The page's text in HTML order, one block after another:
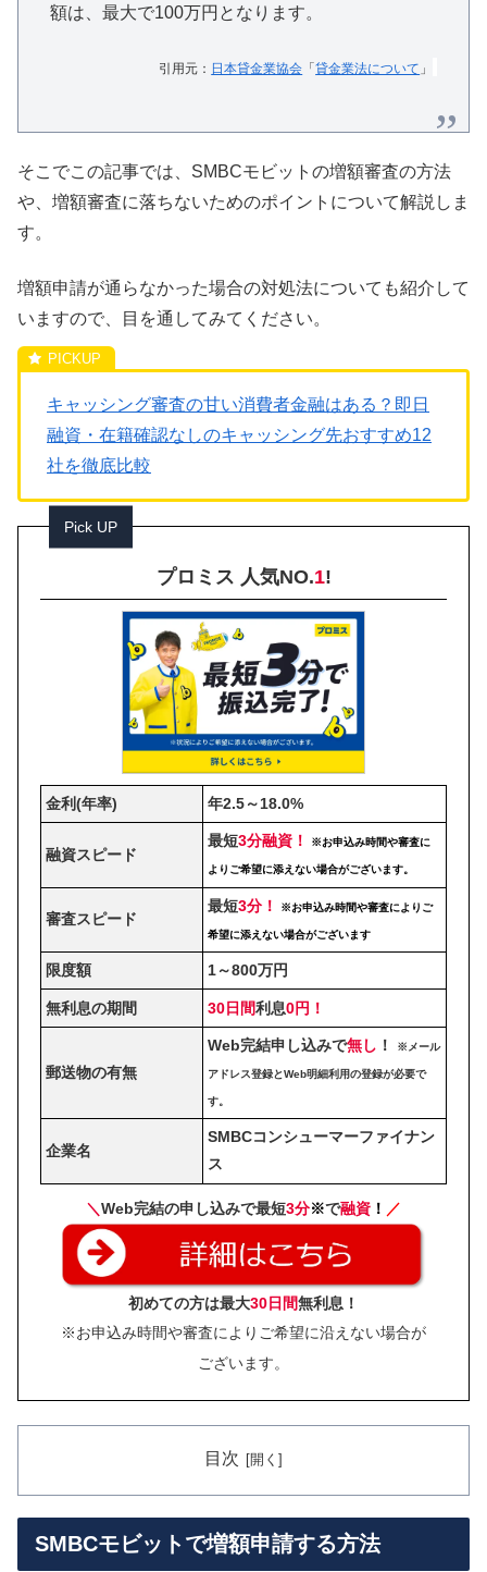
額は、最大で100万円となります。
引用元： 日本貸金業協会 「貸金業法について 」
そこでこの記事では、SMBCモビットの増額審査の方法
や、増額審査に落ちないためのポイントについて解説しま
す。
増額申請が通らなかった場合の対処法についても紹介して
いますので、目を通してみてください。
キャッシング審査の甘い消費者金融はある？即日
融資・在籍確認なしのキャッシング先おすすめ12
社を徹底比較
Pick UP
プロミス 人気NO.1!
金利(年率) 年2.5～18.0%
融資スピード
最短3分融資！ ※お申込み時間や審査に
よりご希望に添えない場合がございます。
審査スピード
最短3分！ ※お申込み時間や審査によりご
希望に添えない場合がございます
限度額 1～800万円
無利息の期間 30日間利息0円！
郵送物の有無
Web完結申し込みで無し ！ ※メール
アドレス登録とWeb明細利用の登録が必要で
す。
企業名
SMBCコンシューマーファイナン
ス
＼Web完結の申し込みで最短3分※で融資 ！ ／
初めての方は最大30日間無利息！
※お申込み時間や審査によりご希望に沿えない場合が
ございます。
目次
SMBCモビットで増額申請する方法